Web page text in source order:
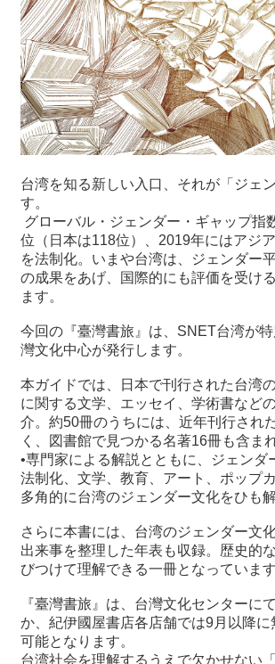
台
湾
の
本
関
連
リ
ン
ク
ホ
ー
ム
サ
イ
ト
マ
ッ
プ
台湾を知る新しい入口、それが「ジェ
す。
グローバル・ジェンダー・ギャップ指
位（日本は118位）、2019年にはアジ
を法制化。いまや台湾は、ジェンダー
の成果をあげ、国際的にも評価を受け
ます。
今回の『臺灣書旅』は、SNET台湾が
灣文化中心が発行します。
本ガイドでは、日本で刊行された台湾
に関する文学、エッセイ、学術書など
介。約50冊のうちには、近年刊行され
く、図書館で見つかる名著16冊も含ま
•専門家による解説とともに、ジェンダ
法制化、文学、教育、アート、ポップ
多角的に台湾のジェンダー文化をひも解
さらに本書には、台湾のジェンダー文
出来事を整理した年表も収録。歴史的
びつけて理解できる一冊となっています
『臺灣書旅』は、台灣文化センターに
か、紀伊國屋書店各店舗では9月以降
可能となります。
台湾社会を理解するうえで欠かせない